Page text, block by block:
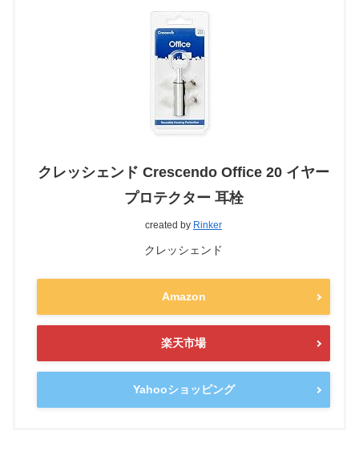
クレッシェンド Crescendo Office 20 イヤー
プロテクター 耳栓
created by Rinker
クレッシェンド
Amazon
楽天市場
Yahooショッピング